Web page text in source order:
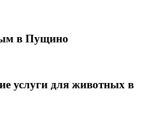
в Пущино
услуги для животных в